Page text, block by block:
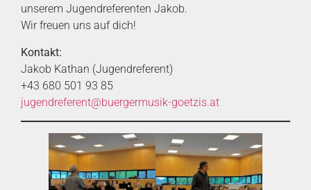
unserem Jugendreferenten Jakob.
Wir freuen uns auf dich!
Kontakt:
Jakob Kathan (Jugendreferent)
+43 680 501 93 85
jugendreferent@buergermusik-goetzis.at